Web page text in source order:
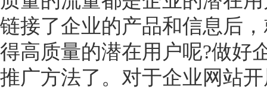
链接了企业的产品和信息后
得高质量的潜在用户呢?做好
推广方法了。对于企业网站